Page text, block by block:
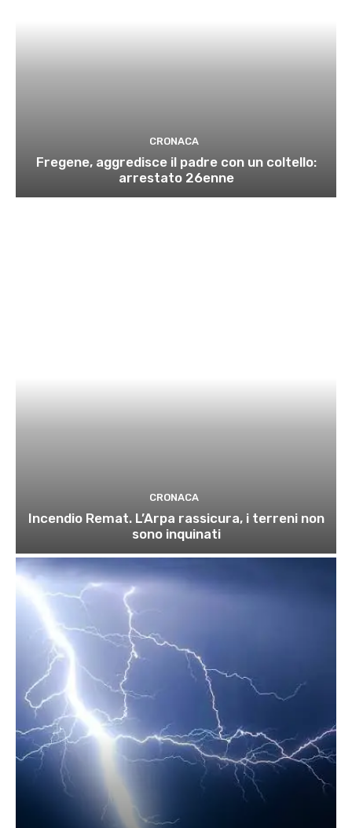
CRONACA
Fregene, aggredisce il padre con un coltello:
arrestato 26enne
CRONACA
Incendio Remat. L’Arpa rassicura, i terreni non
sono inquinati